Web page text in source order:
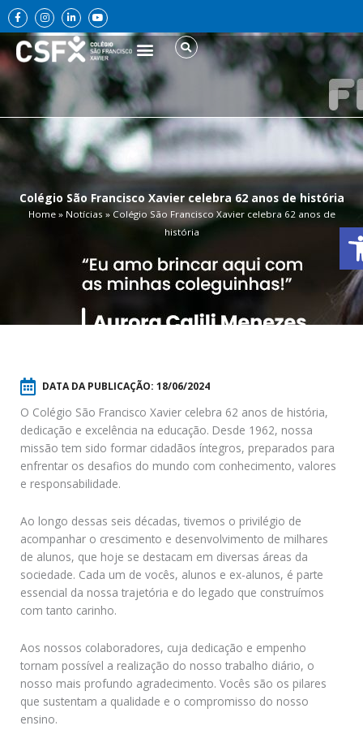
para
conteúdo
F
a
c
e
b
o
I
n
s
t
a
g
r
a
m
L
i
n
k
e
d
n
Y
o
u
t
u
b
e
Colégio São Francisco Xavier celebra 62 anos de história
Home» Notícias »Colégio São Francisco Xavier celebra 62 anos de
história
DATA DA PUBLICAÇÃO: 18/06/2024
O Colégio São Francisco Xavier celebra 62 anos de história,
dedicação e excelência na educação. Desde 1962, nossa
missão tem sido formar cidadãos íntegros, preparados para
enfrentar os desafios do mundo com conhecimento, valores
e responsabilidade.
Ao longo dessas seis décadas, tivemos o privilégio de
acompanhar o crescimento e desenvolvimento de milhares
de alunos, que hoje se destacam em diversas áreas da
sociedade. Cada um de vocês, alunos e ex-alunos, é parte
essencial da nossa trajetória e do legado que construímos
com tanto carinho.
Aos nossos colaboradores, cuja dedicação e empenho
tornam possível a realização do nosso trabalho diário, o
nosso mais profundo agradecimento. Vocês são os pilares
que sustentam a qualidade e o compromisso do nosso
ensino.